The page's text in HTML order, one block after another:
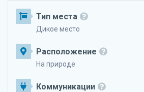
Тип места
Дикое место
Расположение
На природе
Коммуникации